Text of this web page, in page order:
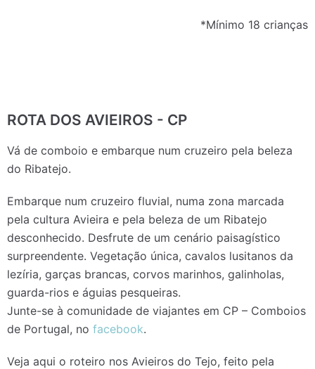
*Mínimo 18 crianças
ROTA DOS AVIEIROS - CP
Vá de comboio e embarque num cruzeiro pela beleza
do Ribatejo.
Embarque num cruzeiro fluvial, numa zona marcada
pela cultura Avieira e pela beleza de um Ribatejo
desconhecido. Desfrute de um cenário paisagístico
surpreendente. Vegetação única, cavalos lusitanos da
lezíria, garças brancas, corvos marinhos, galinholas,
guarda-rios e águias pesqueiras.
Junte-se à comunidade de viajantes em CP – Comboios
de Portugal, no facebook.
Veja aqui o roteiro nos Avieiros do Tejo, feito pela